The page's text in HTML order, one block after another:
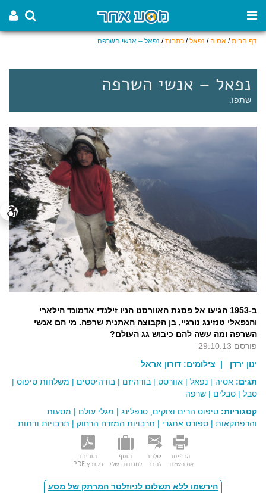
דף הבית/ אסיה/ נפאל/ כתבות/ נפאל – אנשי השרפה
נפאל – אנשי השרפה
שתפו:
ב-1953 הגיעו אל פסגת האוורסט הניו זילנדי אדמונד הילארי
והנפאלי טנזינג נורגיי, בן הקבוצה האתנית שרפה. מי הם אנשי
השרפה ומה עשה להם כיבוש גג העולם?
פורסם 29.10.13
ינון ירדן
| צילומים: דורון אראל
תגים: אסיה | נפאל | אוורסט | בודהיזם | בודהיסטים | משלחות טיפוס |
סבל | סבלים | שרפה
קטגוריות: טיפוס הרים וצוקים, סנפלינג | מגלי עולם | מסעות
והרפתקאות | ספורט אתגרי | תרבויות המזרח הרחוק | תרבויות ודתות
הדפיסו
את העמוד
שלחו
לחבר
הוסף
למזוודה שלי
הורידו
כקובץ PDF
הירשמו ללא תשלום לניוזלטר המרתק של מסע